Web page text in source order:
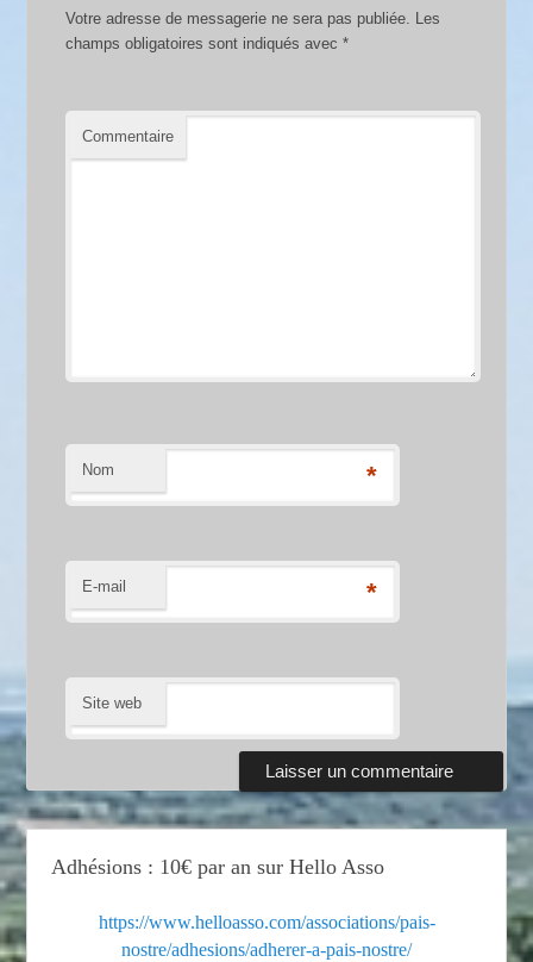
Votre adresse de messagerie ne sera pas publiée. Les
champs obligatoires sont indiqués avec*
Commentaire
Nom *
E-mail *
Site web
Adhésions : 10€ par an sur Hello Asso
https://www.helloasso.com/associations/pais-
nostre/adhesions/adherer-a-pais-nostre/